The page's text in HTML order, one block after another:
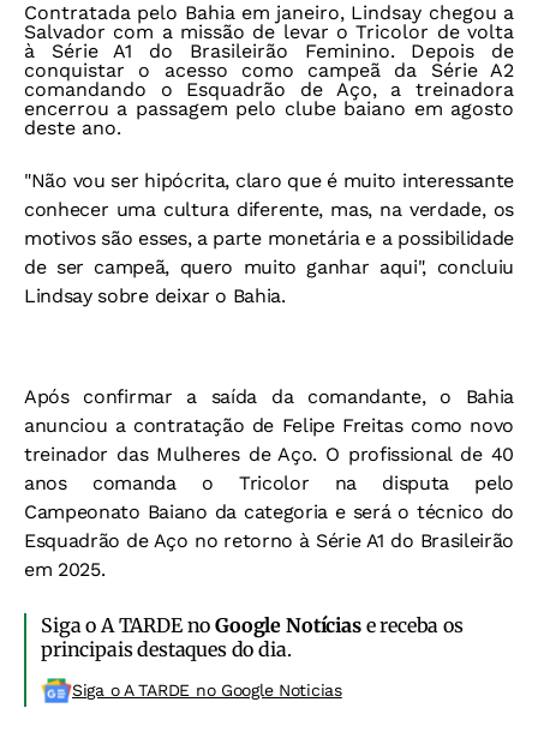
Contratada pelo Bahia em janeiro, Lindsay chegou a
Salvador com a missão de levar o Tricolor de volta
à Série A1 do Brasileirão Feminino. Depois de
conquistar o acesso como campeã da Série A2
comandando o Esquadrão de Aço, a treinadora
encerrou a passagem pelo clube baiano em agosto
deste ano.
"Não vou ser hipócrita, claro que é muito interessante
conhecer uma cultura diferente, mas, na verdade, os
motivos são esses, a parte monetária e a possibilidade
de ser campeã, quero muito ganhar aqui", concluiu
Lindsay sobre deixar o Bahia.
Após confirmar a saída da comandante, o Bahia
anunciou a contratação de Felipe Freitas como novo
treinador das Mulheres de Aço. O profissional de 40
anos comanda o Tricolor na disputa pelo
Campeonato Baiano da categoria e será o técnico do
Esquadrão de Aço no retorno à Série A1 do Brasileirão
em 2025.
Siga o A TARDE noGoogle Notíciase receba os
principais destaques do dia.
Siga o A TARDE no Google Noticias